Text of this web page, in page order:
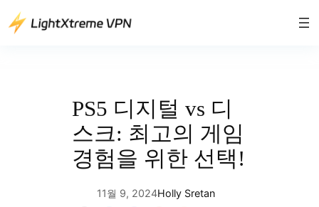
텐
PS5 디지털 vs 디
스크: 최고의 게임
경험을 위한 선택!
11월 9, 2024Holly Sretan